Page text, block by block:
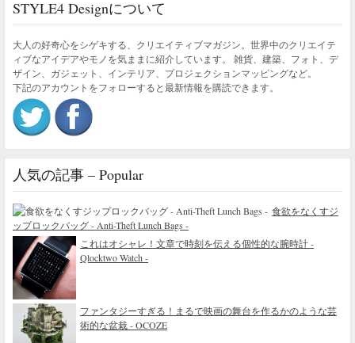
STYLE4 Designについて
大人の好奇心をシゲキする、クリエイティブマガジン。世界中のクリエイテ
ィブなアイデアやモノを気ままに紹介しています。 雑貨、建築、フォト、デ
ザイン、ガジェット、インテリア、プロジェクションマッピングなど。
下記のアカウントをフォローすると最新情報を購読できます。
人気の記事 – Popular
食欲をなくすジ
ップロックバッグ - Anti-Theft Lunch Bags -
これはオシャレ！文章で時刻を伝える個性的な腕時計 -
Qlocktwo Watch -
ファンタジーすぎる！まるで映画の舞台を作るかのような芸
術的な盆栽 - OCOZE